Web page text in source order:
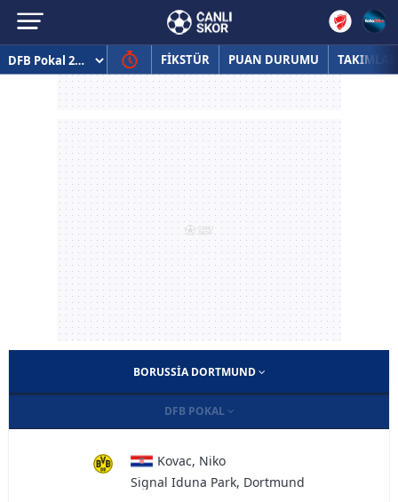
FİKSTÜR PUAN DURUMU TAKIMLAR
BORUSSIA DORTMUND
DFB POKAL
Kovac, Niko
Signal Iduna Park, Dortmund